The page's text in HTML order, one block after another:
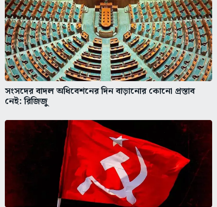
সংসদের বাদল অধিবেশনের দিন বাড়ানোর কোনো প্রস্তাব
নেই: রিজিজু